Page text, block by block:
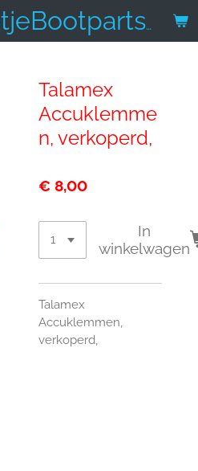
BerendBotjeBootparts.nl
Talamex
Accuklemme
n, verkoperd,
€ 8,00
In
winkelwagen
Talamex
Accuklemmen,
verkoperd,